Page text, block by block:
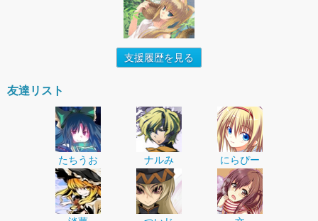
支援履歴を見る
友達リスト
たちうお ナルみ にらぴー